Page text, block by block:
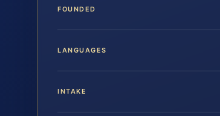
FOUNDED
LANGUAGES
INTAKE